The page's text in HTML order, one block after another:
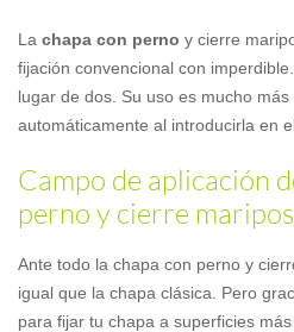
La chapa con perno y cierre
fijación convencional con
lugar de dos. Su uso es mucho
automáticamente al introducirla en
Campo de aplicación
perno y cierre
Ante todo la chapa con perno y
igual que la chapa clásica. Pero
para fijar tu chapa a superficies